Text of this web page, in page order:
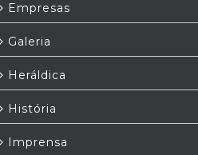
Empresas
Galeria
Heráldica
História
Imprensa